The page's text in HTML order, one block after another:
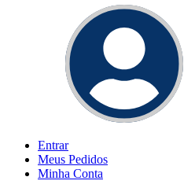
Entrar
Meus Pedidos
Minha Conta